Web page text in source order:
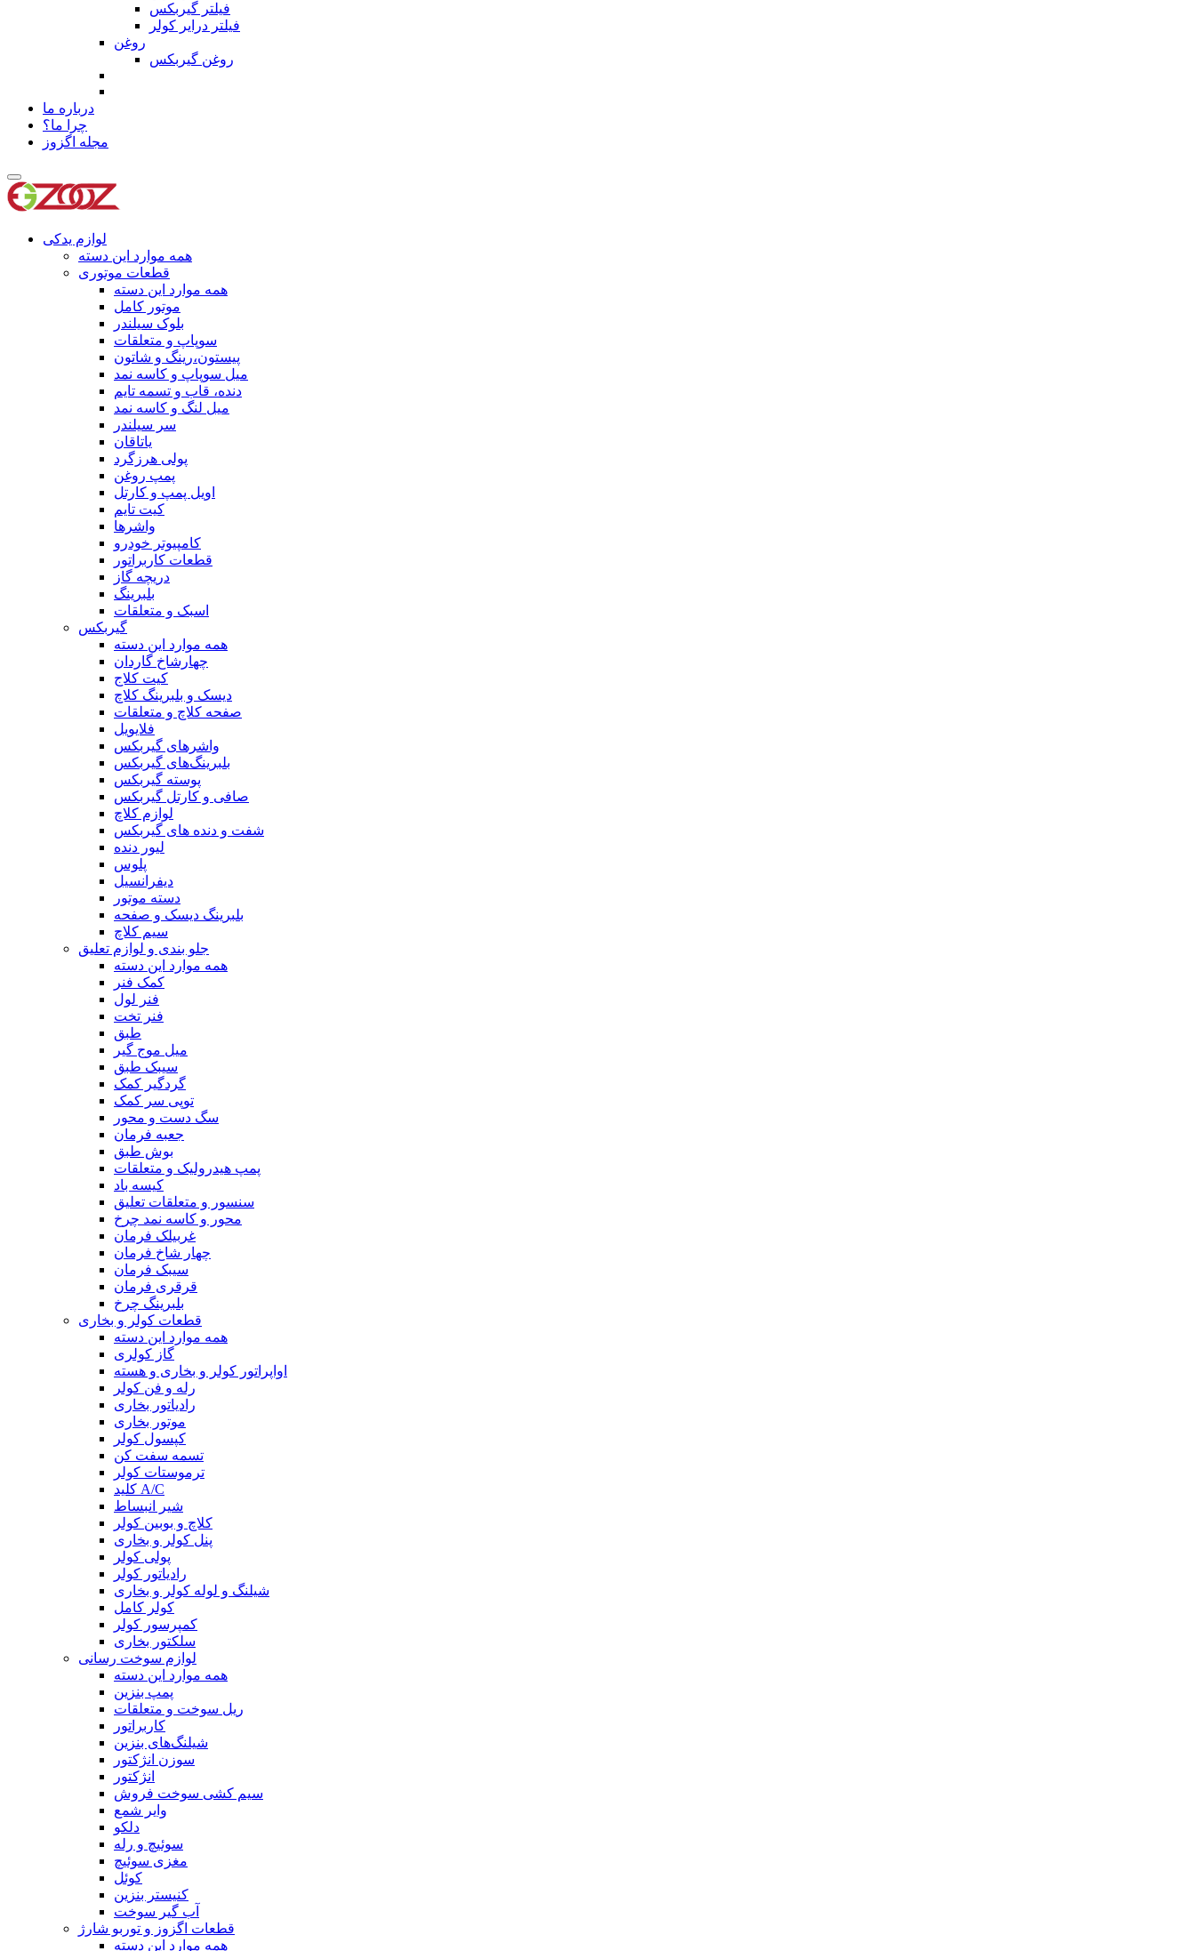
فیلتر گیربکس
فیلتر درایر کولر
روغن
روغن گیربکس
درباره ما
چرا ما؟
مجله اگزوز
لوازم یدکی
همه موارد این دسته
قطعات موتوری
همه موارد این دسته
موتور کامل
بلوک سیلندر
سوپاپ و متعلقات
پیستون،رینگ و شاتون
میل سوپاپ و کاسه نمد
دنده، قاب و تسمه تایم
میل لنگ و کاسه نمد
سر سیلندر
یاتاقان
پولی هرزگرد
پمپ روغن
اویل پمپ و کارتل
کیت تایم
واشرها
کامپیوتر خودرو
قطعات کاربراتور
دریچه گاز
بلبرینگ
اسبک و متعلقات
گیربکس
همه موارد این دسته
چهارشاخ گاردان
کیت کلاج
دیسک و بلبرینگ کلاچ
صفحه کلاچ و متعلقات
فلایویل
واشرهای گیربکس
بلبرینگ‌های گیربکس
پوسته گیربکس
صافی و کارتل گیربکس
لوازم کلاچ
شفت و دنده های گیربکس
لیور دنده
پلوس
دیفرانسیل
دسته موتور
بلبرینگ دیسک و صفحه
سیم کلاچ
جلو بندی و لوازم تعلیق
همه موارد این دسته
کمک فنر
فنر لول
فنر تخت
طبق
میل موج گیر
سیبک طبق
گردگیر کمک
توپی سر کمک
سگ دست و محور
جعبه فرمان
بوش طبق
پمپ هیدرولیک و متعلقات
کیسه باد
سنسور و متعلقات تعلیق
محور و کاسه نمد چرخ
غربیلک فرمان
چهار شاخ فرمان
سیبک فرمان
قرقری فرمان
بلبرینگ چرخ
قطعات کولر و بخاری
همه موارد این دسته
گاز کولری
اواپراتور کولر و بخاری و هسته
رله و فن کولر
رادیاتور بخاری
موتور بخاری
کپسول کولر
تسمه سفت کن
ترموستات کولر
کلید A/C
شیر انبساط
کلاچ و بوبین کولر
پنل کولر و بخاری
پولی کولر
رادیاتور کولر
شیلنگ‌ و لوله کولر و بخاری
کولر کامل
کمپرسور کولر
سلکتور بخاری
لوازم سوخت رسانی
همه موارد این دسته
پمپ بنزین
ریل سوخت و متعلقات
کاربراتور
شیلنگ‌های بنزین
سوزن انژکتور
انژکتور
سیم کشی سوخت فروش
وایر شمع
دلکو
سوئیچ و رله
مغزی سوئیچ
کوئل
کنیستر بنزین
آب گیر سوخت
قطعات اگزوز و توربو شارژ
همه موارد این دسته